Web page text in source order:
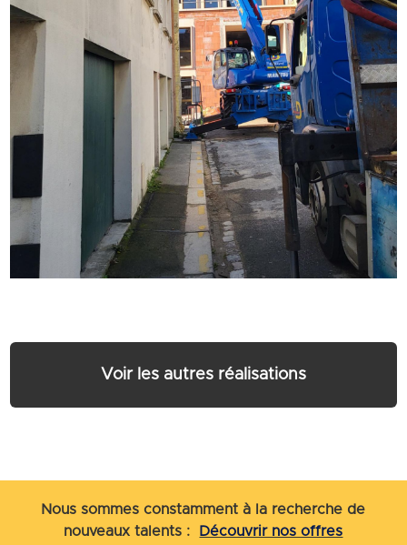
Voir les autres réalisations
Nous sommes constamment à la recherche de
nouveaux talents :
Découvrir nos offres